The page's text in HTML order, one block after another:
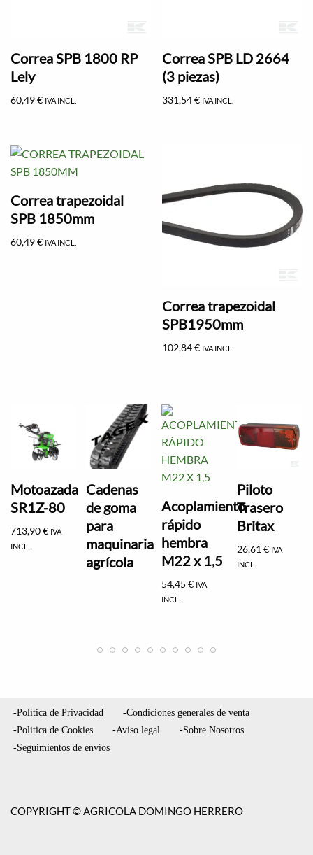
Correa SPB 1800 RP
Lely
60,49€ IVA INCL.
Correa SPB LD 2664
(3 piezas)
331,54€ IVA INCL.
Correa trapezoidal
SPB 1850mm
60,49€ IVA INCL.
Correa trapezoidal
SPB1950mm
102,84€ IVA INCL.
Motoazada
SR1Z-80
713,90€ IVA
INCL.
Cadenas
de goma
para
maquinaria
agrícola
Acoplamiento
rápido
hembra
M22 x 1,5
54,45€ IVA
INCL.
Piloto
Trasero
Britax
26,61€ IVA
INCL.
-Política de Privacidad
-Condiciones generales de venta
-Politica de Cookies
-Aviso legal
-Sobre Nosotros
-Seguimientos de envíos
COPYRIGHT © AGRICOLA DOMINGO HERRERO